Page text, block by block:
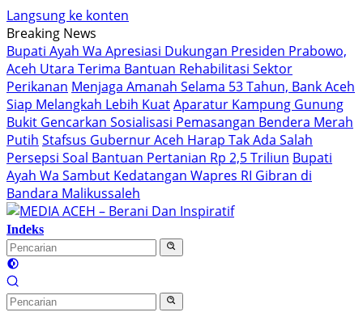
Langsung ke konten
Breaking News
Bupati Ayah Wa Apresiasi Dukungan Presiden Prabowo,
Aceh Utara Terima Bantuan Rehabilitasi Sektor
Perikanan Menjaga Amanah Selama 53 Tahun, Bank Aceh
Siap Melangkah Lebih KuatAparatur Kampung Gunung
Bukit Gencarkan Sosialisasi Pemasangan Bendera Merah
Putih Stafsus Gubernur Aceh Harap Tak Ada Salah
Persepsi Soal Bantuan Pertanian Rp 2,5 Triliun Bupati
Ayah Wa Sambut Kedatangan Wapres RI Gibran di
Bandara Malikussaleh
Indeks